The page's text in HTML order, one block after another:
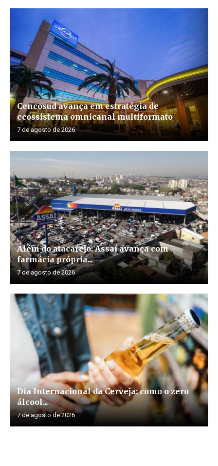
Cencosud avança em estratégia de
ecossistema omnicanal multiformato
7 de agosto de 2026
Além do atacarejo: Assaí avança com
farmácia própria...
7 de agosto de 2026
Dia Internacional da Cerveja: como o zero
álcool...
7 de agosto de 2026